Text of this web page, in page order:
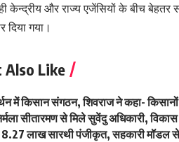
केन्द्रीय और राज्य एजेंसियों के बीच बेहतर
गया।
Also Like
में किसान संगठन, शिवराज ने कहा- किसानों
सीतारमण से मिले सुवेंदु अधिकारी, विकास
8.27 लाख सारथी पंजीकृत, सहकारी मॉडल